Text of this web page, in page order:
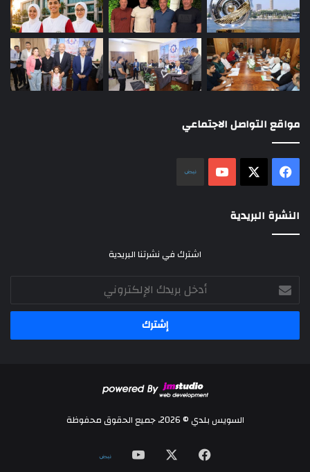
مواقع التواصل الاجتماعي
فيسبوك ‫YouTube
النشرة البريدية
اشترك في نشرتنا البريدية
أدخل
بريدك
الإلكتروني
السويس بلدي © 2026، جميع الحقوق محفوظة
فيسبوك ‫YouTube